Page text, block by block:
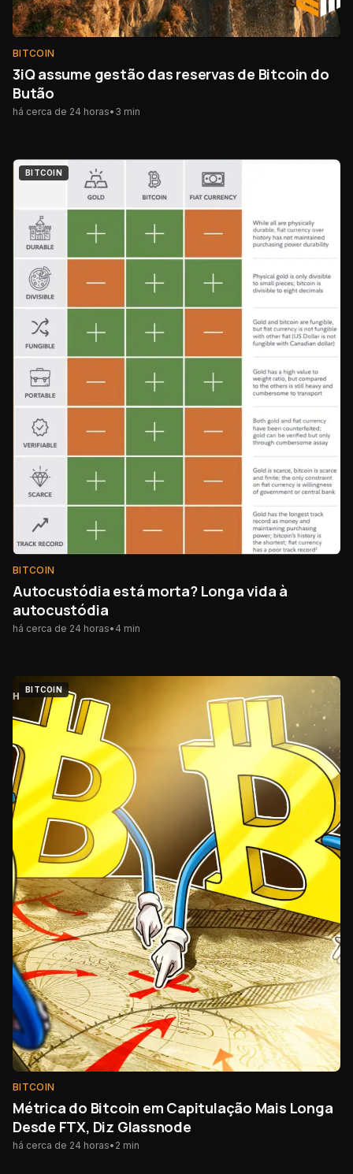
BITCOIN
3iQ assume gestão das reservas de Bitcoin do
Butão
há cerca de 24 horas• 3 min
BITCOIN
BITCOIN
Autocustódia está morta? Longa vida à
autocustódia
há cerca de 24 horas• 4 min
BITCOIN
BITCOIN
Métrica do Bitcoin em Capitulação Mais Longa
Desde FTX, Diz Glassnode
há cerca de 24 horas• 2 min